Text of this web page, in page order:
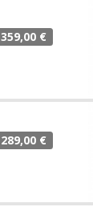
359,00 €
289,00 €